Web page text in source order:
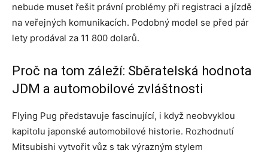
nebude muset řešit právní problémy při registraci a jízdě
na veřejných komunikacích. Podobný model se před pár
lety prodával za 11 800 dolarů.
Proč na tom záleží: Sběratelská hodnota
JDM a automobilové zvláštnosti
Flying Pug představuje fascinující, i když neobvyklou
kapitolu japonské automobilové historie. Rozhodnutí
Mitsubishi vytvořit vůz s tak výrazným stylem